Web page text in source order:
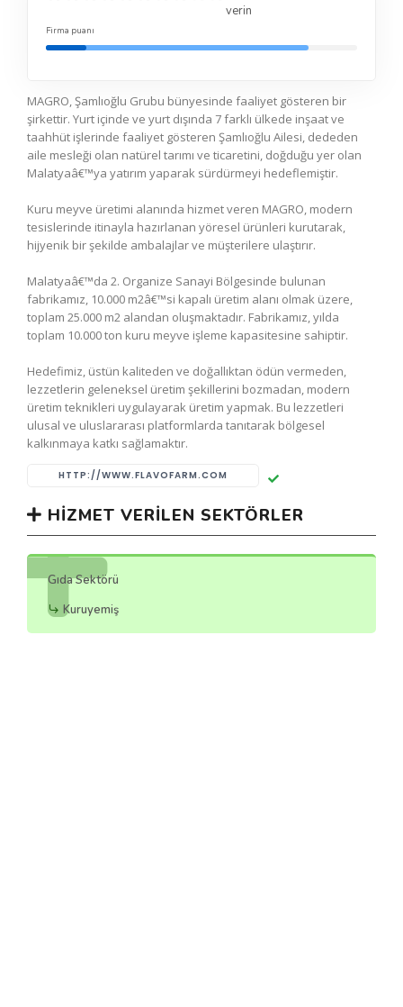
verin
Firma puanı
MAGRO, Şamlıoğlu Grubu bünyesinde faaliyet gösteren bir
şirkettir. Yurt içinde ve yurt dışında 7 farklı ülkede inşaat ve
taahhüt işlerinde faaliyet gösteren Şamlıoğlu Ailesi, dededen
aile mesleği olan natürel tarımı ve ticaretini, doğduğu yer olan
Malatyaâ€™ya yatırım yaparak sürdürmeyi hedeflemiştir.
Kuru meyve üretimi alanında hizmet veren MAGRO, modern
tesislerinde itinayla hazırlanan yöresel ürünleri kurutarak,
hijyenik bir şekilde ambalajlar ve müşterilere ulaştırır.
Malatyaâ€™da 2. Organize Sanayi Bölgesinde bulunan
fabrikamız, 10.000 m2â€™si kapalı üretim alanı olmak üzere,
toplam 25.000 m2 alandan oluşmaktadır. Fabrikamız, yılda
toplam 10.000 ton kuru meyve işleme kapasitesine sahiptir.
Hedefimiz, üstün kaliteden ve doğallıktan ödün vermeden,
lezzetlerin geleneksel üretim şekillerini bozmadan, modern
üretim teknikleri uygulayarak üretim yapmak. Bu lezzetleri
ulusal ve uluslararası platformlarda tanıtarak bölgesel
kalkınmaya katkı sağlamaktır.
HTTP://WWW.FLAVOFARM.COM
HIZMET VERILEN SEKTÖRLER
Gıda Sektörü
Kuruyemiş